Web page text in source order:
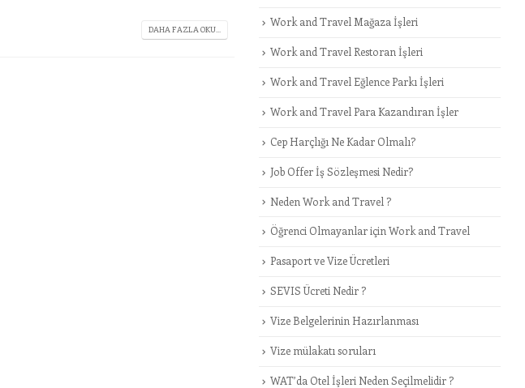
DAHA FAZLA OKU...
Work and Travel Mağaza İşleri
Work and Travel Restoran İşleri
Work and Travel Eğlence Parkı İşleri
Work and Travel Para Kazandıran İşler
Cep Harçlığı Ne Kadar Olmalı?
Job Offer İş Sözleşmesi Nedir?
Neden Work and Travel ?
Öğrenci Olmayanlar için Work and Travel
Pasaport ve Vize Ücretleri
SEVIS Ücreti Nedir ?
Vize Belgelerinin Hazırlanması
Vize mülakatı soruları
WAT’da Otel İşleri Neden Seçilmelidir ?